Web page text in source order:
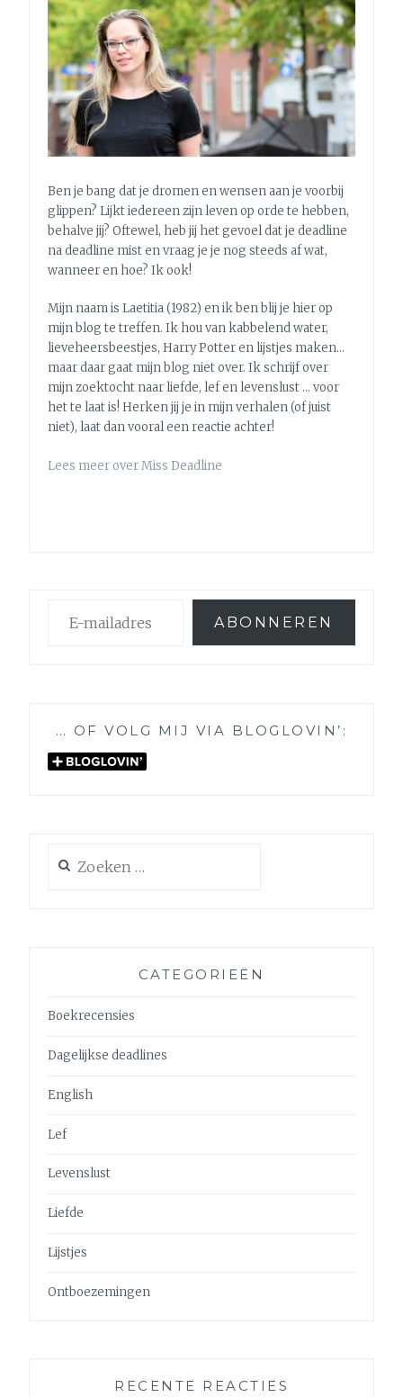
Ben je bang dat je dromen en wensen aan je voorbij
glippen? Lijkt iedereen zijn leven op orde te hebben,
behalve jij? Oftewel, heb jij het gevoel dat je deadline
na deadline mist en vraag je je nog steeds af wat,
wanneer en hoe? Ik ook!
Mijn naam is Laetitia (1982) en ik ben blij je hier op
mijn blog te treffen. Ik hou van kabbelend water,
lieveheersbeestjes, Harry Potter en lijstjes maken…
maar daar gaat mijn blog niet over. Ik schrijf over
mijn zoektocht naar liefde, lef en levenslust … voor
het te laat is! Herken jij je in mijn verhalen (of juist
niet), laat dan vooral een reactie achter!
Lees meer over Miss Deadline
mailadres
ABONNEREN
… OF VOLG MIJ VIA BLOGLOVIN’:
naar:
CATEGORIEËN
Boekrecensies
Dagelijkse deadlines
English
Lef
Levenslust
Liefde
Lijstjes
Ontboezemingen
RECENTE REACTIES